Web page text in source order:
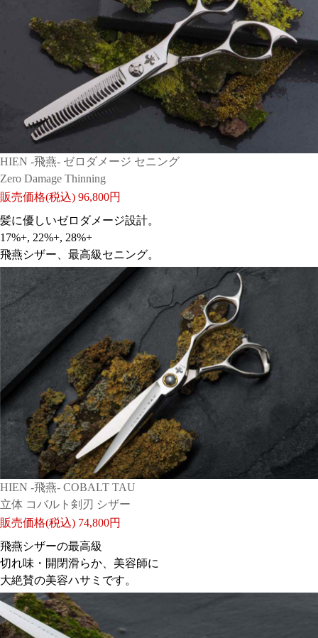
力強いパワーのある感じでスパッと切れていいはさみで
す!サイトできると重ためなイメージでしたが、いざ使
ってみるとバランスが良くて刃も厚すぎないので使いや
すいです。フィット感も良いと思います。
ステップアップ
日付：2025/09/02 投稿者： momatei
おすすめレベル：
★★★★★
美容師としてのステップアップのため買いました。
シザーの滑らかでシャープな切れ味、セニングの切った
感触の軽さ、毎日のサロンワークのストレスがなくなり
ますね。メンテナンスの時にまたお世話になります。
良いハサミです。
日付：2026/06/17 投稿者： BB8126
おすすめレベル：★★★★★
刃が広い分重さはありますが、ながさもちょうど良くい
い感じに滑って毛量調整できます。3回分?の研ぎ無料券
HIEN -飛燕- ゼロダメージ セニング
Zero Damage Thinning
販売価格(税込) 96,800円
髪に優しいゼロダメージ設計。
17%+, 22%+, 28%+
飛燕シザー、最高級セニング。
HIEN -飛燕- COBALT TAU
立体 コバルト剣刃 シザー
販売価格(税込) 74,800円
飛燕シザーの最高級
切れ味・開閉滑らか、美容師に
大絶賛の美容ハサミです。